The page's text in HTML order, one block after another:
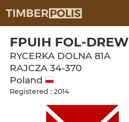
FPUIH FOL-DREW
RYCERKA DOLNA 81A
RAJCZA 34-370
Poland
Registered : 2014